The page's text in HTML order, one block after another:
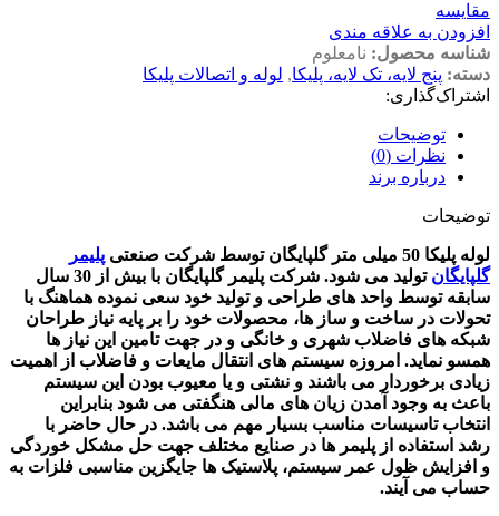
مقايسه
افزودن به علاقه مندی
شناسه محصول: نامعلوم
دسته: پنج لایه، تک لایه، پلیکا, لوله و اتصالات پلیکا
اشتراک‌گذاری:
توضیحات
نظرات (0)
درباره برند
توضیحات
لوله پلیکا 50 میلی متر گلپایگان توسط شرکت صنعتی پلیمر
گلپایگان
تولید می شود. شرکت پلیمر گلپایگان با بیش از 30 سال
سابقه توسط واحد های طراحی و تولید خود سعی نموده هماهنگ با
تحولات در ساخت و ساز ها، محصولات خود را بر پایه نیاز طراحان
شبکه های فاضلاب شهری و خانگی و در جهت تامین این نیاز ها
همسو نماید. امروزه سیستم های انتقال مایعات و فاضلاب از اهمیت
زیادی برخوردار می باشند و نشتی و یا معیوب بودن این سیستم
باعث به وجود آمدن زیان های مالی هنگفتی می شود بنابراین
انتخاب تاسیسات مناسب بسیار مهم می باشد. در حال حاضر با
رشد استفاده از پلیمر ها در صنایع مختلف جهت حل مشکل خوردگی
و افزایش ظول عمر سیستم، پلاستیک ها جایگزین مناسبی فلزات به
حساب می آیند.